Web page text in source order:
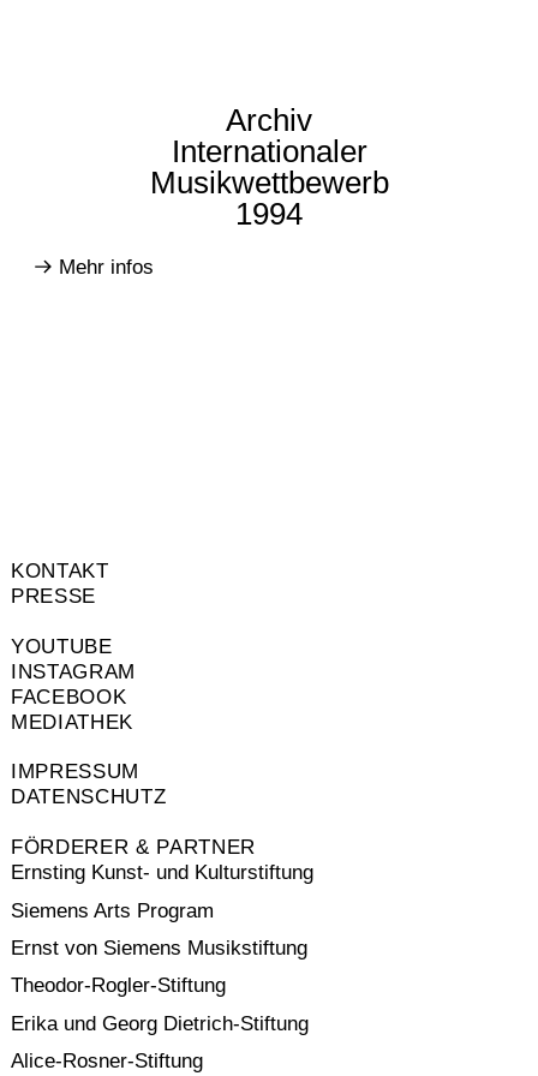
Archiv
Internationaler
Musikwettbewerb
1994
Mehr infos
KONTAKT
PRESSE
YOUTUBE
INSTAGRAM
FACEBOOK
MEDIATHEK
IMPRESSUM
DATENSCHUTZ
FÖRDERER & PARTNER
Ernsting Kunst- und Kulturstiftung
Siemens Arts Program
Ernst von Siemens Musikstiftung
Theodor-Rogler-Stiftung
Erika und Georg Dietrich-Stiftung
Alice-Rosner-Stiftung